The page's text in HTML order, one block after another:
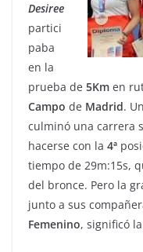
Desiree
partici
paba
en la
prueba de 5Km en
Campo de Madrid.
culminó una carrera
hacerse con la 4ª
tiempo de 29m:15s,
del bronce. Pero la
junto a sus
Femenino, significó la